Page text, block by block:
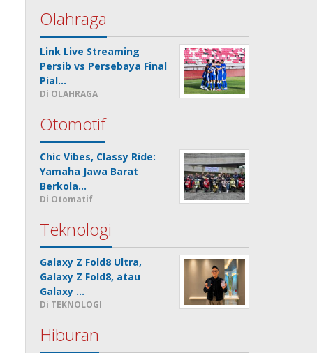
Olahraga
Link Live Streaming
Persib vs Persebaya Final
Pial…
Di OLAHRAGA
Otomotif
Chic Vibes, Classy Ride:
Yamaha Jawa Barat
Berkola…
Di Otomatif
Teknologi
Galaxy Z Fold8 Ultra,
Galaxy Z Fold8, atau
Galaxy …
Di TEKNOLOGI
Hiburan